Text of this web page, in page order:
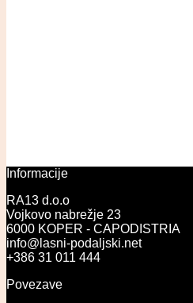
Informacije
RA13 d.o.o
Vojkovo nabrežje 23
6000 KOPER - CAPODISTRIA
info@lasni-podaljski.net
+386 31 011 444
Povezave